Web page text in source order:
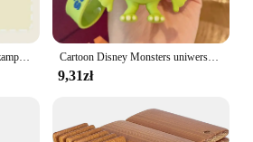
Koreański BL Manga róże i szampan brelok postać z kreskówki wisiorek breloczek łańcuszek kolekcja dla fanów biżuteria akcesoria prezent, 6cm Cartoon Disney Monsters uniwersytet Mike James brelok samochodowy torba na lalki wisiorek breloczek prezent dla dzieci przyjaciół akcesoria hurtowe
9,31zł